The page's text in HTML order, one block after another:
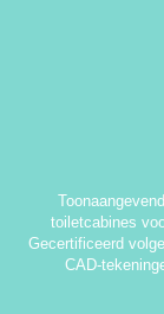
toiletcabines
Gecertificeerd
CAD-